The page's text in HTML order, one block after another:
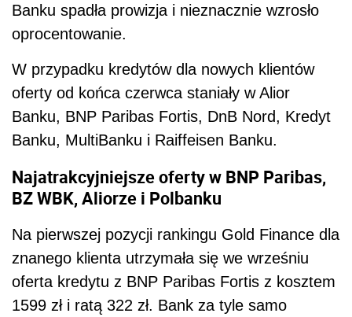
Banku spadła prowizja i nieznacznie wzrosło
oprocentowanie.
W przypadku kredytów dla nowych klientów
oferty od końca czerwca staniały w Alior
Banku, BNP Paribas Fortis, DnB Nord, Kredyt
Banku, MultiBanku i Raiffeisen Banku.
Najatrakcyjniejsze oferty w BNP Paribas,
BZ WBK, Aliorze i Polbanku
Na pierwszej pozycji rankingu Gold Finance dla
znanego klienta utrzymała się we wrześniu
oferta kredytu z BNP Paribas Fortis z kosztem
1599 zł i ratą 322 zł. Bank za tyle samo